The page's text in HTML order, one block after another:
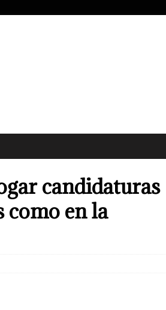
candidaturas
como en la